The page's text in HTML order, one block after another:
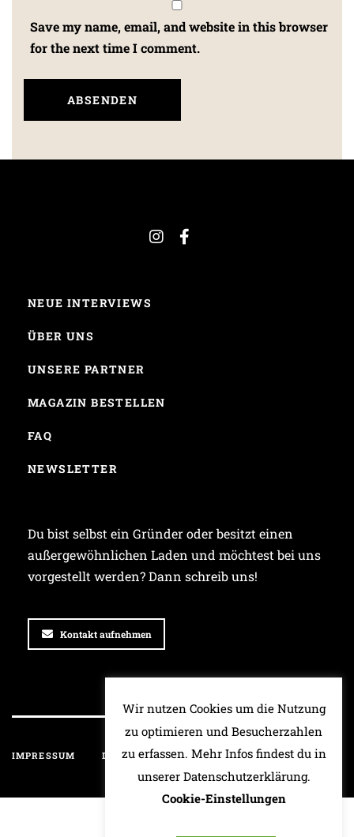
Save my name, email, and website in this browser
for the next time I comment.
NEUE INTERVIEWS
ÜBER UNS
UNSERE PARTNER
MAGAZIN BESTELLEN
FAQ
NEWSLETTER
Du bist selbst ein Gründer oder besitzt einen
außergewöhnlichen Laden und möchtest bei uns
vorgestellt werden? Dann schreib uns!
Kontakt aufnehmen
IMPRESSUM DATENSCHUTZ HAFTUNGSAUSSCHLUSS
Wir nutzen Cookies um die Nutzung
zu optimieren und Besucherzahlen
zu erfassen. Mehr Infos findest du in
unserer Datenschutzerklärung.
Cookie-Einstellungen